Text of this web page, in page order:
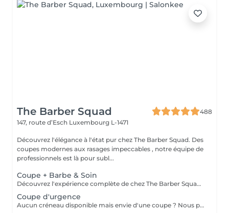
The Barber Squad
488
147, route d’Esch Luxembourg L-1471
Découvrez l'élégance à l'état pur chez The Barber Squad. Des
coupes modernes aux rasages impeccables , notre équipe de
professionnels est là pour subl...
Coupe + Barbe & Soin
Découvrez l'expérience complète de chez The Barber Squad ! Shampooing & soins profonds + Coupe complète + Coiffage. Taille de Barbe & Contours à la lame & soins régénérant + Serviette Chaude & Froide + Nettoyage exfoliant du visage + Vapeur + Massage Relaxant + After Shave + Huile à barbe + Hydratation de la peau . Pour que votre expérience chez nous soit optimal , une boisson de votre choix vous est offerte !
Coupe d'urgence
Aucun créneau disponible mais envie d'une coupe ? Nous pouvons vous proposer un rendez-vous avant ou après nos horaires, ou durant la pause. Pour cette prestation, merci de contacter directement le shop.